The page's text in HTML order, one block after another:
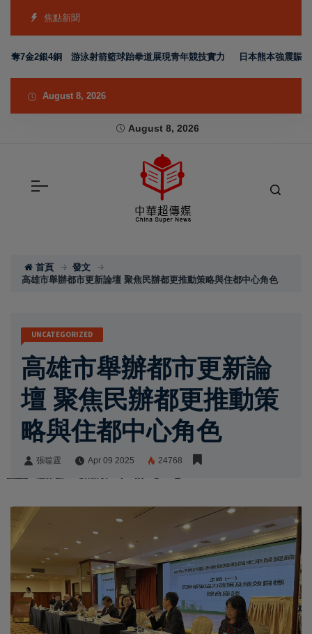
焦點新聞
金2銀4銅 游泳射箭籃球跆拳道展現青年競技實力 日本熊本強震賑災再
August 8, 2026
August 8, 2026
首頁
發文
高雄市舉辦都市更新論壇 聚焦民辦都更推動策略與住都中心角色
UNCATEGORIZED
高雄市舉辦都市更新論
壇 聚焦民辦都更推動策
略與住都中心角色
張噬霆 Apr 09 2025 24768